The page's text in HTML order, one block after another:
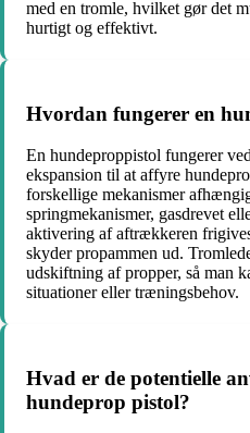
med en tromle, hvilket gør det
hurtigt og effektivt.
Hvordan fungerer en
En hundeproppistol fungerer
ekspansion til at affyre
forskellige mekanismer
springmekanismer, gasdrevet
aktivering af aftrækkeren
skyder propammen ud.
udskiftning af propper, så man
situationer eller træningsbehov.
Hvad er de potentielle
hundeprop pistol?